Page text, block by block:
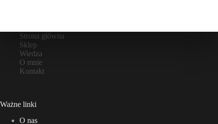
Strona główna
Sklep
Wiedza
O mnie
Kontakt
Ważne linki
O nas